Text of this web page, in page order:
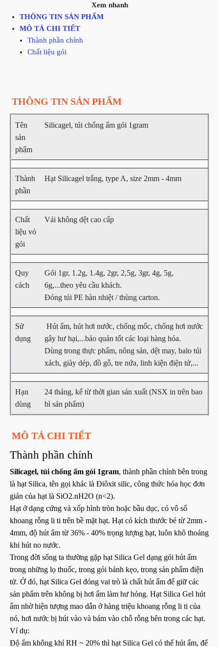
Xem nhanh
THÔNG TIN SẢN PHẨM
MÔ TẢ CHI TIẾT
Thành phần chính
Chất liệu gói
THÔNG TIN SẢN PHẨM
Tên
sản
phẩm
Silicagel, túi chống ẩm gói 1gram
Thành
phần
Hạt Silicagel trắng, type A, size 2mm - 4mm
Chất
liệu vỏ
gói
Vải không dệt cao cấp
Quy
cách
Gói 1gr, 1.2g, 1.4g, 2gr, 2,5g, 3gr, 4g, 5g,
6g,...theo yêu cầu khách.
Đóng túi PE hàn nhiệt / thùng carton.
Sử
dụng
Hút ẩm, hút hơi nước, chống mốc, chống hơi nước
gây hư hại,...bảo quản tốt các loại hàng hóa.
Dùng trong thực phẩm, nông sản, dệt may, balo túi
xách, giày dép, đồ gỗ, tre nứa, linh kiện điện tử,...
Hạn
dùng
24 tháng, kể từ thời gian sản xuất (NSX in trên bao
bì sản phẩm)
MÔ TẢ CHI TIẾT
Thành phần chính
Silicagel, túi chống ẩm gói 1gram, thành phần chính bên trong
là hạt Silica, tên gọi khác là Điôxit silic, công thức hóa học đơn
giản của hạt là SiO2.nH2O (n<2).
Hạt ở dạng cứng và xốp hình tròn hoặc bầu dục, có vô số
khoang rỗng li ti trên bề mặt hạt. Hạt có kích thước bé từ 2mm -
4mm, độ hút ẩm từ 36% - 40% trọng lượng hạt, luôn khô thoáng
khi hút no nước.
Trong đời sống ta thường gặp hạt Silica Gel dạng gói hút ẩm
trong những lọ thuốc, trong gói bánh kẹo, trong sản phẩm điện
tử. Ở đó, hạt Silica Gel đóng vai trò là chất hút ẩm để giữ các
sản phẩm trên không bị hơi ẩm làm hư hỏng. Hạt Silica Gel hút
ẩm nhờ hiện tượng mao dẫn ở hàng triệu khoang rỗng li ti của
nó, hơi nước bị hút vào và bám vào chỗ rỗng bên trong các hạt.
Ví dụ:
Độ ẩm không khí RH ~ 20% thì hạt Silica Gel có thể hút ẩm, để